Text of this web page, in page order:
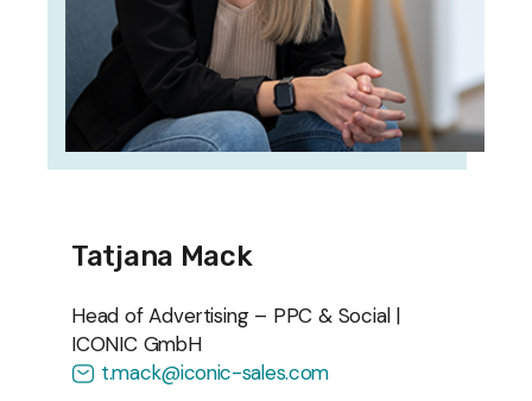
Tatjana Mack
Head of Advertising – PPC & Social |
ICONIC GmbH
t.mack@iconic-sales.com